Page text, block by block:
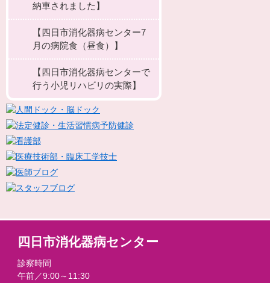
納車されました】
【四日市消化器病センター7
月の病院食（昼食）】
【四日市消化器病センターで
行う小児リハビリの実際】
四日市消化器病センター
診察時間
午前／9:00～11:30